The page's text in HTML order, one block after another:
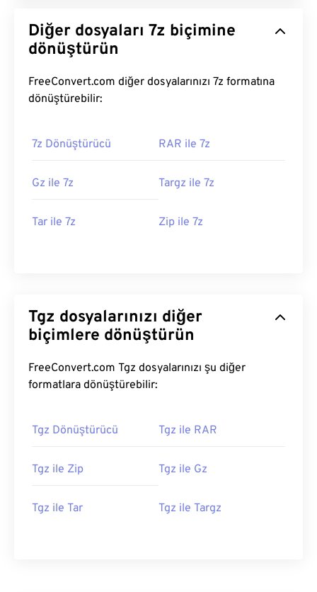
Diğer dosyaları 7z biçimine
dönüştürün
FreeConvert.com diğer dosyalarınızı 7z formatına
dönüştürebilir:
7z Dönüştürücü RAR ile 7z
Gz ile 7z Targz ile 7z
Tar ile 7z Zip ile 7z
Tgz dosyalarınızı diğer
biçimlere dönüştürün
FreeConvert.com Tgz dosyalarınızı şu diğer
formatlara dönüştürebilir:
Tgz Dönüştürücü Tgz ile RAR
Tgz ile Zip Tgz ile Gz
Tgz ile Tar Tgz ile Targz